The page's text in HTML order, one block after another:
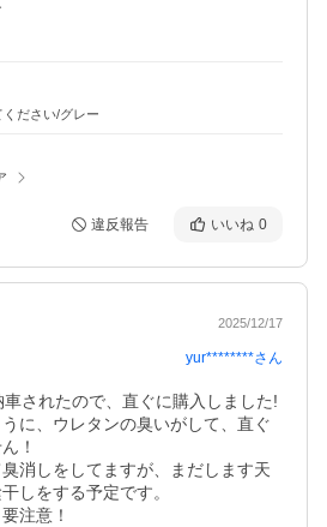
ださい/グレー
違反報告 いいね 0
2025/12/17
yur********さん
されたので、直ぐに購入しました!
に、ウレタンの臭いがして、直ぐ
！
消しをしてますが、まだします天
しをする予定です。
注意！